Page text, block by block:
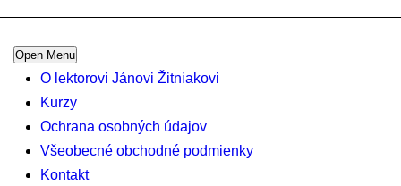
Open Menu
O lektorovi Jánovi Žitniakovi
Kurzy
Ochrana osobných údajov
Všeobecné obchodné podmienky
Kontakt